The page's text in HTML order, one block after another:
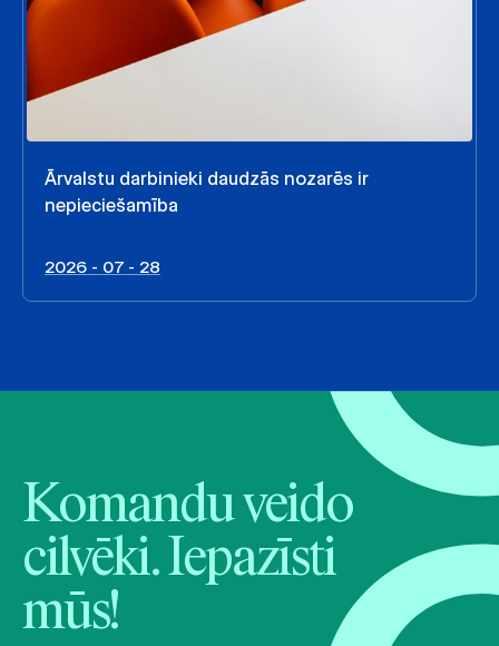
Ārvalstu darbinieki daudzās nozarēs ir
nepieciešamība
2026 - 07 - 28
Komandu veido
cilvēki. Iepazīsti
mūs!